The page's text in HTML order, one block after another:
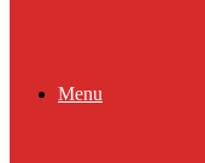
Menu